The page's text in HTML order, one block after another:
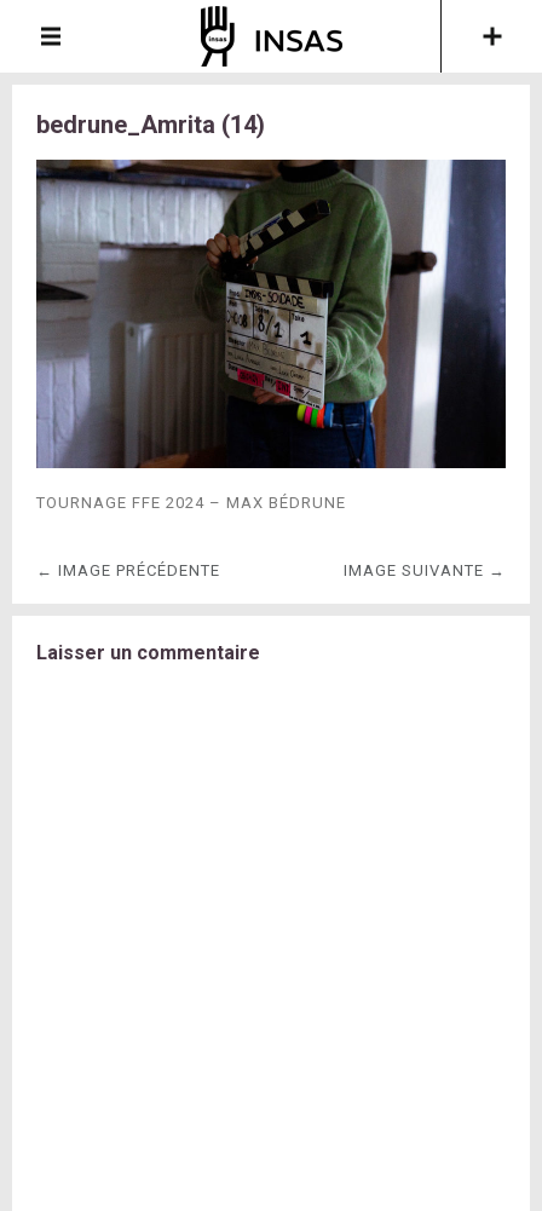
bedrune_Amrita (14)
TOURNAGE FFE 2024 – MAX BÉDRUNE
← IMAGE PRÉCÉDENTE IMAGE SUIVANTE →
Laisser un commentaire